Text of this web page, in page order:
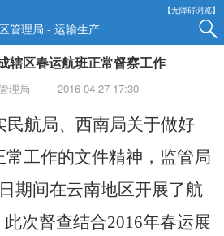
【无障碍浏览】
管理局 - 运输生产
辖区春运航班正常督察工作
理局 2016-04-27 17:30
民航局、西南局关于做好
常工作的文件精神，监管局
期间在云南地区开展了航
次督查结合2016年春运展